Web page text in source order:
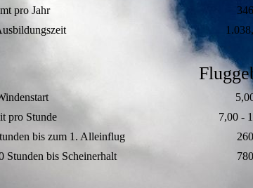
pro Jahr
pro Stunde
7,00 -
bis zum 1. Alleinflug
Stunden bis Scheinerhalt